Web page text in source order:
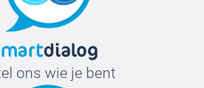
ons wie je bent